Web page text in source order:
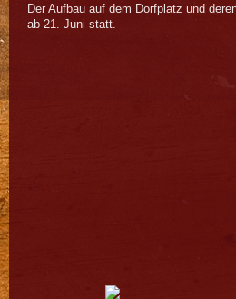
Der Aufbau auf dem Dorfplatz und
ab 21. Juni statt.